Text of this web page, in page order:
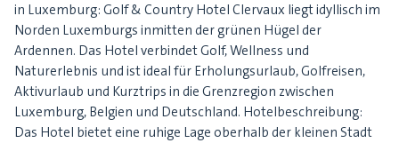
in Luxemburg: Golf & Country Hotel Clervaux liegt idyllisch im
Norden Luxemburgs inmitten der grünen Hügel der
Ardennen. Das Hotel verbindet Golf, Wellness und
Naturerlebnis und ist ideal für Erholungsurlaub, Golfreisen,
Aktivurlaub und Kurztrips in die Grenzregion zwischen
Luxemburg, Belgien und Deutschland. Hotelbeschreibung:
Das Hotel bietet eine ruhige Lage oberhalb der kleinen Stadt